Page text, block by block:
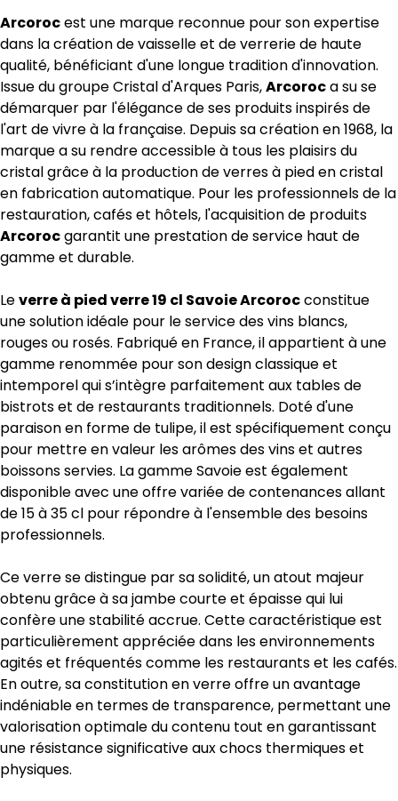
Arcorocest une marque reconnue pour son expertise
dans la création de vaisselle et de verrerie de haute
qualité, bénéficiant d'une longue tradition d'innovation.
Issue du groupe Cristal d'Arques Paris,Arcoroca su se
démarquer par l'élégance de ses produits inspirés de
l'art de vivre à la française. Depuis sa création en 1968, la
marque a su rendre accessible à tous les plaisirs du
cristal grâce à la production de verres à pied en cristal
en fabrication automatique. Pour les professionnels de la
restauration, cafés et hôtels, l'acquisition de produits
Arcorocgarantit une prestation de service haut de
gamme et durable.
Leverre à pied verre 19 cl Savoie Arcorocconstitue
une solution idéale pour le service des vins blancs,
rouges ou rosés. Fabriqué en France, il appartient à une
gamme renommée pour son design classique et
intemporel qui s’intègre parfaitement aux tables de
bistrots et de restaurants traditionnels. Doté d'une
paraison en forme de tulipe, il est spécifiquement conçu
pour mettre en valeur les arômes des vins et autres
boissons servies. La gamme Savoie est également
disponible avec une offre variée de contenances allant
de 15 à 35 cl pour répondre à l'ensemble des besoins
professionnels.
Ce verre se distingue par sa solidité, un atout majeur
obtenu grâce à sa jambe courte et épaisse qui lui
confère une stabilité accrue. Cette caractéristique est
particulièrement appréciée dans les environnements
agités et fréquentés comme les restaurants et les cafés.
En outre, sa constitution en verre offre un avantage
indéniable en termes de transparence, permettant une
valorisation optimale du contenu tout en garantissant
une résistance significative aux chocs thermiques et
physiques.